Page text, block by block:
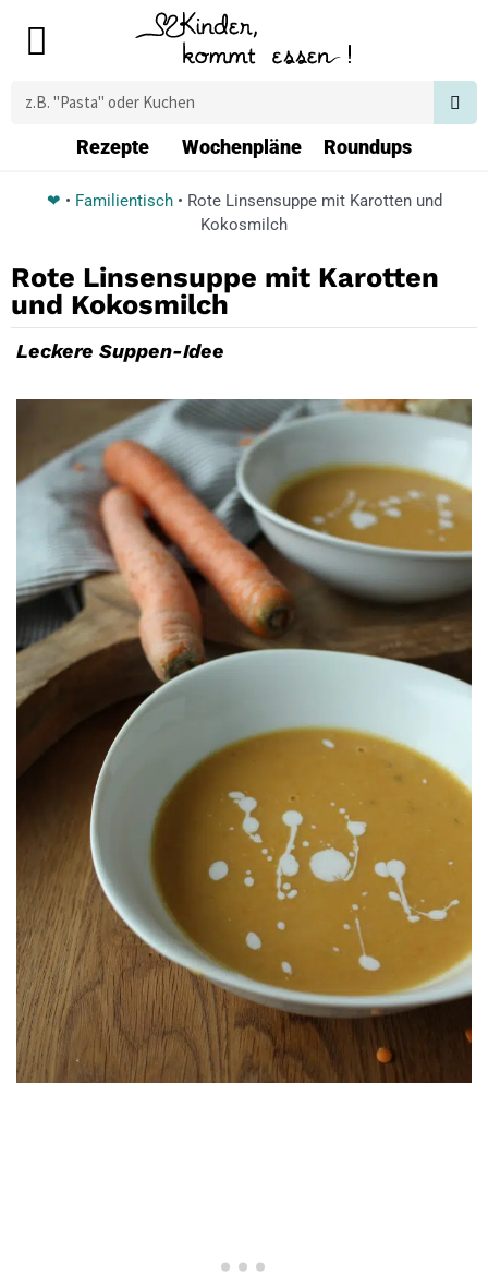
Main
Suche
Rezepte Wochenpläne Roundups
❤ • Familientisch• Rote Linsensuppe mit Karotten und
Kokosmilch
Rote Linsensuppe mit Karotten
und Kokosmilch
Leckere Suppen-Idee